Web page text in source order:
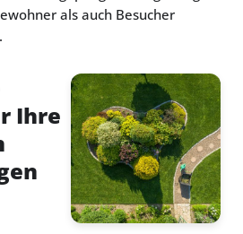
als auch Besucher
Ihre